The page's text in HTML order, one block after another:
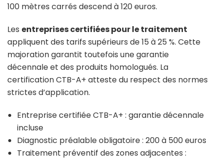
100 mètres carrés descend à 120 euros.
Les entreprises certifiées pour le traitement
appliquent des tarifs supérieurs de 15 à 25 %. Cette
majoration garantit toutefois une garantie
décennale et des produits homologués. La
certification CTB-A+ atteste du respect des normes
strictes d’application.
Entreprise certifiée CTB-A+ : garantie décennale
incluse
Diagnostic préalable obligatoire : 200 à 500 euros
Traitement préventif des zones adjacentes :